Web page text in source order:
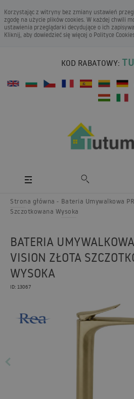
Korzystając z witryny bez zmiany ustawień
zgodę na użycie plików cookies. W każdej chwili
ustawienia przeglądarki decydujące o ich
Kliknij, aby dowiedzieć się więcej o Polityce
KOD RABATOWY:
Strona główna
Bateria Umywalkowa
Szczotkowana Wysoka
BATERIA
VISION ZŁOTA
WYSOKA
ID: 13067